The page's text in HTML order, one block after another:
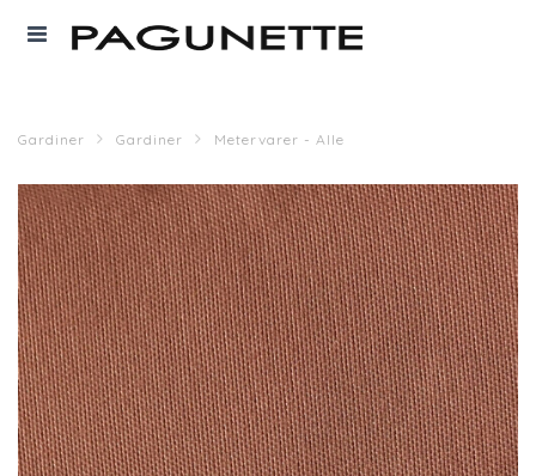
Gardiner Gardiner Metervarer - Alle